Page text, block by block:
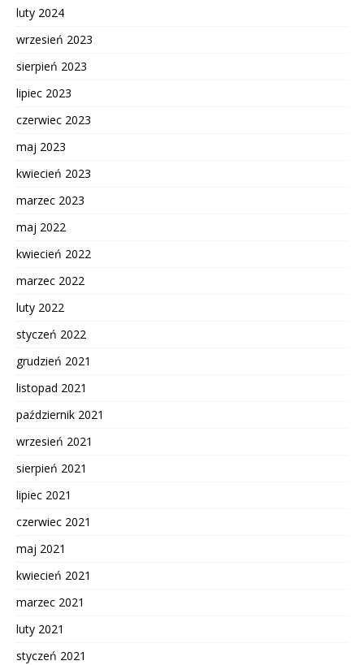
luty 2024
wrzesień 2023
sierpień 2023
lipiec 2023
czerwiec 2023
maj 2023
kwiecień 2023
marzec 2023
maj 2022
kwiecień 2022
marzec 2022
luty 2022
styczeń 2022
grudzień 2021
listopad 2021
październik 2021
wrzesień 2021
sierpień 2021
lipiec 2021
czerwiec 2021
maj 2021
kwiecień 2021
marzec 2021
luty 2021
styczeń 2021